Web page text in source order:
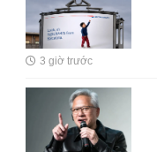
3 giờ trước